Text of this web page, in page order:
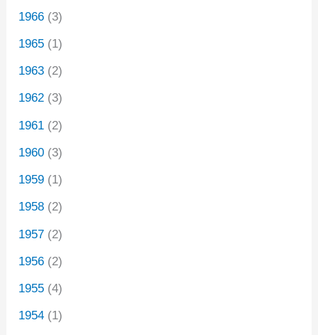
1966 (3)
1965 (1)
1963 (2)
1962 (3)
1961 (2)
1960 (3)
1959 (1)
1958 (2)
1957 (2)
1956 (2)
1955 (4)
1954 (1)